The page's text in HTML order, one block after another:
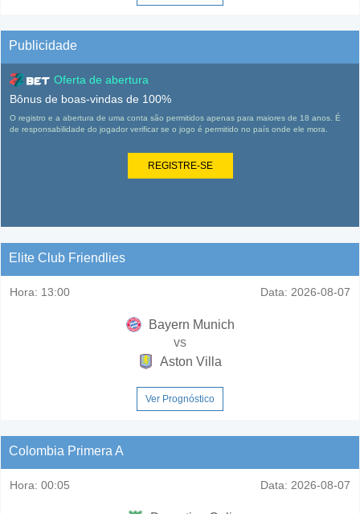
Publicidade
Oferta de abertura
Bônus de boas-vindas de 100%
O registro e a abertura de uma conta são permitidos apenas para maiores de 18 anos. É
de responsabilidade do jogador verificar se o jogo é permitido no país onde ele mora.
REGISTRE-SE
Elite Club Friendlies
Hora: 13:00 Data: 2026-08-07
Bayern Munich
vs
Aston Villa
Ver Prognóstico
Colombia Primera A
Hora: 00:05 Data: 2026-08-07